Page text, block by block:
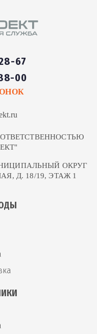
67
00
ОКРУГ
Д. 18/19, ЭТАЖ 1